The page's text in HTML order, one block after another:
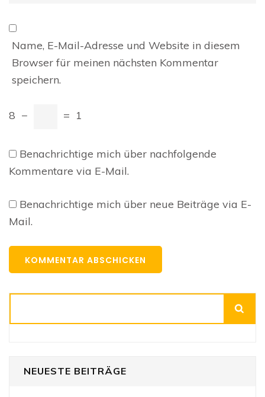
Name, E-Mail-Adresse und Website in diesem
Browser für meinen nächsten Kommentar
speichern.
8 − = 1
Benachrichtige mich über nachfolgende
Kommentare via E-Mail.
Benachrichtige mich über neue Beiträge via E-
Mail.
NEUESTE BEITRÄGE